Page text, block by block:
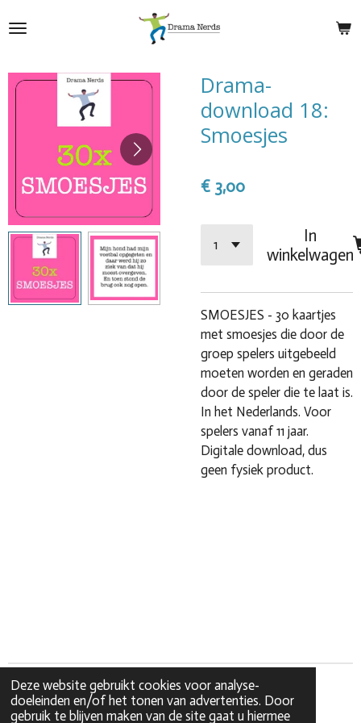
Deze website gebruikt cookies voor analyse-
doeleinden en/of het tonen van advertenties. Door
gebruik te blijven maken van de site gaat u hiermee
direct
de
hoofdinhoud
Drama-
download 18:
Smoesjes
€ 3,00
In
winkelwagen
SMOESJES - 30 kaartjes
met smoesjes die door de
groep spelers uitgebeeld
moeten worden en geraden
door de speler die te laat is.
In het Nederlands. Voor
spelers vanaf 11 jaar.
Digitale download, dus
geen fysiek product.